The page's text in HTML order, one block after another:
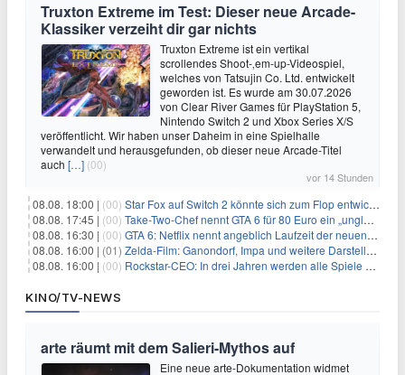
Truxton Extreme im Test: Dieser neue Arcade-
Klassiker verzeiht dir gar nichts
Truxton Extreme ist ein vertikal
scrollendes Shoot-‚em-up-Videospiel,
welches von Tatsujin Co. Ltd. entwickelt
geworden ist. Es wurde am 30.07.2026
von Clear River Games für PlayStation 5,
Nintendo Switch 2 und Xbox Series X/S
veröffentlicht. Wir haben unser Daheim in eine Spielhalle
verwandelt und herausgefunden, ob dieser neue Arcade-Titel
auch […] (00)
vor 14 Stunden
08.08. 18:00 | (00) Star Fox auf Switch 2 könnte sich zum Flop entwickeln
08.08. 17:45 | (00) Take-Two-Chef nennt GTA 6 für 80 Euro ein „unglaubliches Schnäppchen“
08.08. 16:30 | (00) GTA 6: Netflix nennt angeblich Laufzeit der neuen Gameplay-Präsentation
08.08. 16:00 | (01) Zelda-Film: Ganondorf, Impa und weitere Darsteller sollen feststehen
08.08. 16:00 | (00) Rockstar-CEO: In drei Jahren werden alle Spiele gestreamt
KINO/TV-NEWS
arte räumt mit dem Salieri-Mythos auf
Eine neue arte-Dokumentation widmet